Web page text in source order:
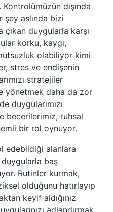
dışında
aslında bizi
duygularla karşı
korku, kaygı,
olabiliyor kimi
stres ve endişenin
stratejiler
yönetmek daha da zor
duygularımızı
becerilerimiz, ruhsal
bir rol oynuyor.
edebildiği alanlara
baş
Rutinler kurmak,
olduğunu hatırlayıp
keyif aldığınız